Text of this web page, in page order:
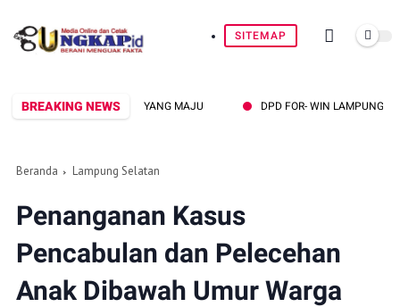
SITEMAP
BREAKING NEWS
UNTUK LAMPUNG YANG MAJU DPD FOR- WIN LAMPUNG
Beranda Lampung Selatan
Penanganan Kasus
Pencabulan dan Pelecehan
Anak Dibawah Umur Warga